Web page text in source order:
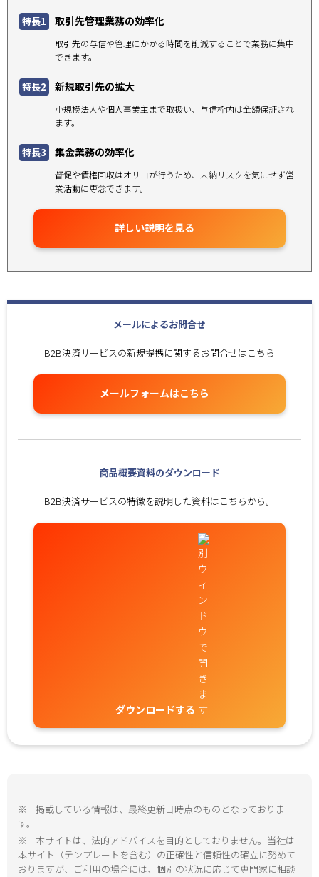
特長1 取引先管理業務の効率化
取引先の与信や管理にかかる時間を削減することで業務に集中
できます。
特長2 新規取引先の拡大
小規模法人や個人事業主まで取扱い、与信枠内は全額保証され
ます。
特長3 集金業務の効率化
督促や債権回収はオリコが行うため、未納リスクを気にせず営
業活動に専念できます。
詳しい説明を見る
メールによるお問合せ
B2B決済サービスの新規提携に関するお問合せはこちら
メールフォームはこちら
商品概要資料のダウンロード
B2B決済サービスの特徴を説明した資料はこちらから。
ダウンロードする
※
掲載している情報は、最終更新日時点のものとなっておりま
す。
※
本サイトは、法的アドバイスを目的としておりません。当社は
本サイト（テンプレートを含む）の正確性と信頼性の確立に努めて
おりますが、ご利用の場合には、個別の状況に応じて専門家に相談